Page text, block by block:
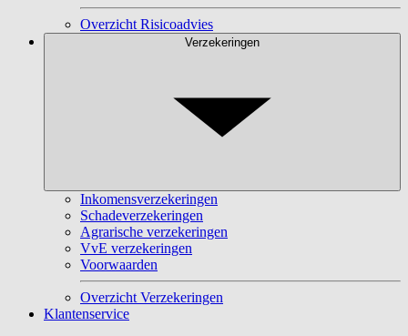
Overzicht Risicoadvies
Verzekeringen
Inkomensverzekeringen
Schadeverzekeringen
Agrarische verzekeringen
VvE verzekeringen
Voorwaarden
Overzicht Verzekeringen
Klantenservice